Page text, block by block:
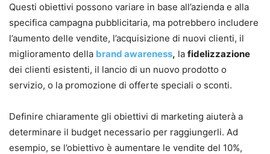
Questi obiettivi possono variare in base all’azienda e alla
specifica campagna pubblicitaria, ma potrebbero includere
l’aumento delle vendite, l’acquisizione di nuovi clienti, il
miglioramento della brand awareness, la fidelizzazione
dei clienti esistenti, il lancio di un nuovo prodotto o
servizio, o la promozione di offerte speciali o sconti.
Definire chiaramente gli obiettivi di marketing aiuterà a
determinare il budget necessario per raggiungerli. Ad
esempio, se l’obiettivo è aumentare le vendite del 10%,